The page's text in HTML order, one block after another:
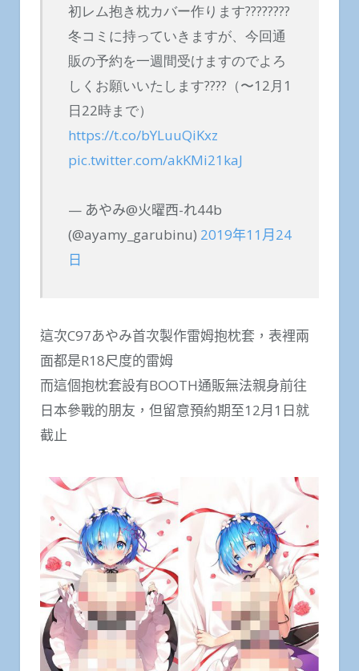
初レム抱き枕カバー作ります????????
冬コミに持っていきますが、今回通
販の予約を一週間受けますのでよろ
しくお願いいたします????（〜12月1
日22時まで）
https://t.co/bYLuuQiKxz
pic.twitter.com/akKMi21kaJ
— あやみ@火曜西-れ44b
(@ayamy_garubinu) 2019年11月24
日
這次C97あやみ首次製作雷姆抱枕套，表裡兩
面都是R18尺度的雷姆
而這個抱枕套設有BOOTH通販無法親身前往
日本參戰的朋友，但留意預約期至12月1日就
截止